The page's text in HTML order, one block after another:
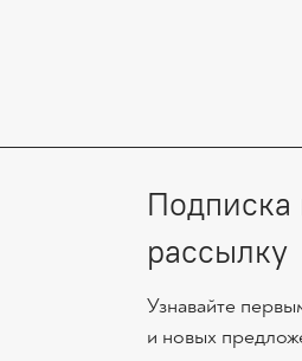
Подписка
рассылку
Узнавайте
и новых